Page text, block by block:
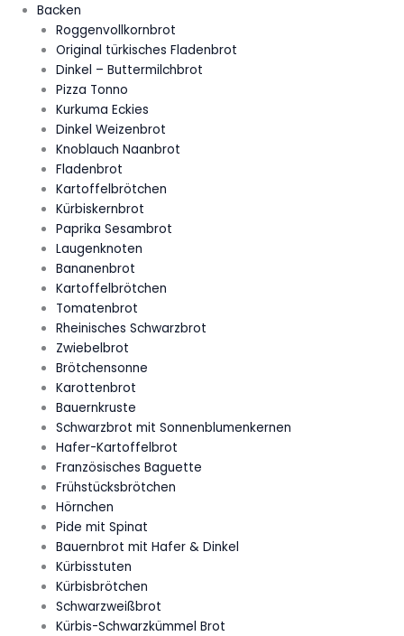
Backen
Roggenvollkornbrot
Original türkisches Fladenbrot
Dinkel – Buttermilchbrot
Pizza Tonno
Kurkuma Eckies
Dinkel Weizenbrot
Knoblauch Naanbrot
Fladenbrot
Kartoffelbrötchen
Kürbiskernbrot
Paprika Sesambrot
Laugenknoten
Bananenbrot
Kartoffelbrötchen
Tomatenbrot
Rheinisches Schwarzbrot
Zwiebelbrot
Brötchensonne
Karottenbrot
Bauernkruste
Schwarzbrot mit Sonnenblumenkernen
Hafer-Kartoffelbrot
Französisches Baguette
Frühstücksbrötchen
Hörnchen
Pide mit Spinat
Bauernbrot mit Hafer & Dinkel
Kürbisstuten
Kürbisbrötchen
Schwarzweißbrot
Kürbis-Schwarzkümmel Brot